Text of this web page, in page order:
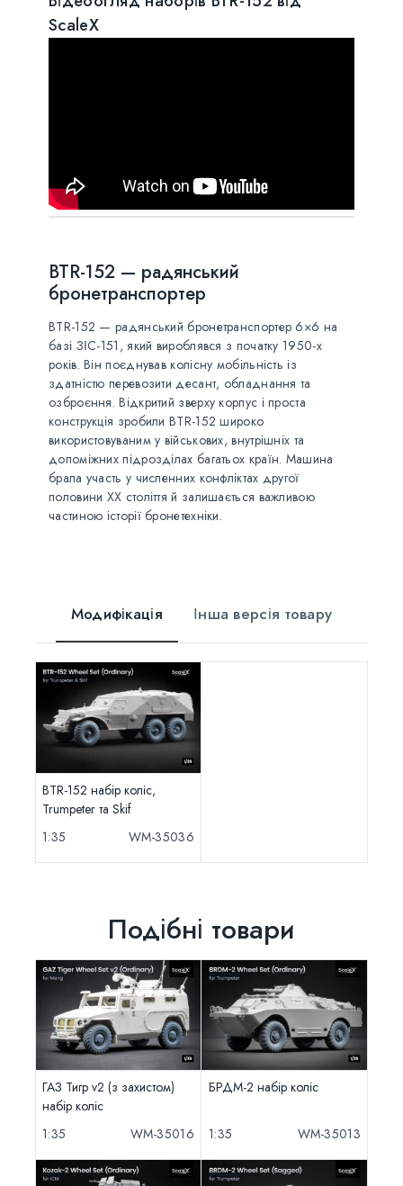
ScaleX
BTR-152 — радянський
бронетранспортер
BTR-152 — радянський бронетранспортер 6×6 на
базі ЗІС-151, який вироблявся з початку 1950-х
років. Він поєднував колісну мобільність із
здатністю перевозити десант, обладнання та
озброєння. Відкритий зверху корпус і проста
конструкція зробили BTR-152 широко
використовуваним у військових, внутрішніх та
допоміжних підрозділах багатьох країн. Машина
брала участь у численних конфліктах другої
половини ХХ століття й залишається важливою
частиною історії бронетехніки.
Модифікація Інша версія товару
BTR-152 набір коліс,
Trumpeter та Skif
1:35
WM-35036
Подібні товари
ГАЗ Тигр v2 (з захистом)
набір коліс
1:35
WM-35016
БРДМ-2 набір коліс
1:35 WM-35013